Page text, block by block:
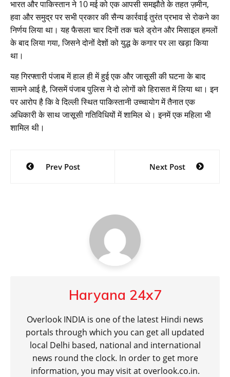
भारत और पाकिस्तान ने 10 मई को एक आपसी समझौते के तहत ज़मीन,
हवा और समुद्र पर सभी प्रकार की सैन्य कार्रवाई तुरंत प्रभाव से रोकने का
निर्णय लिया था। यह फैसला चार दिनों तक चले ड्रोन और मिसाइल हमलों
के बाद लिया गया, जिसने दोनों देशों को युद्ध के कगार पर ला खड़ा किया
था।
यह गिरफ्तारी पंजाब में हाल ही में हुई एक और जासूसी की घटना के बाद
सामने आई है, जिसमें पंजाब पुलिस ने दो लोगों को हिरासत में लिया था। इन
पर आरोप है कि वे दिल्ली स्थित पाकिस्तानी उच्चायोग में तैनात एक
अधिकारी के साथ जासूसी गतिविधियों में शामिल थे। इनमें एक महिला भी
शामिल थी।
Post
navigation
Prev Post Next Post
Haryana 24x7
Overlook INDIA is one of the latest Hindi news
portals through which you can get all updated
local Delhi based, national and international
news round the clock. In order to get more
information, you may visit at overlook.co.in.